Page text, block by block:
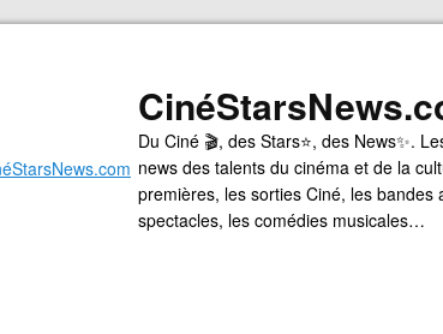
Du Ciné 🎬, des Stars⭐, des News✨.
news des talents du cinéma et de la
premières, les sorties Ciné, les
spectacles, les comédies musicales…